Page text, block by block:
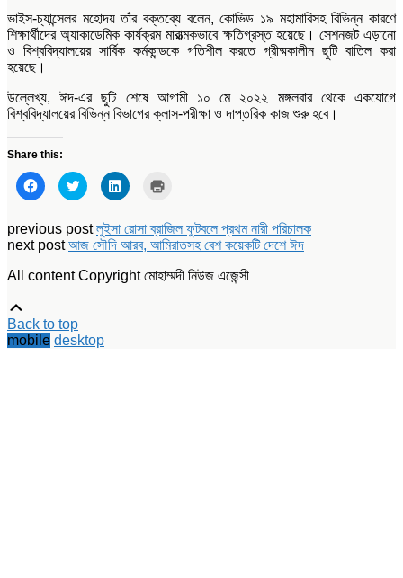
ভাইস-চ্যান্সেলর মহোদয় তাঁর বক্তব্যে বলেন, কোভিড ১৯ মহামারিসহ বিভিন্ন কারণে
শিক্ষার্থীদের অ্যাকাডেমিক কার্যক্রম মারাত্মকভাবে ক্ষতিগ্রস্ত হয়েছে। সেশনজট এড়ানো
ও বিশ্ববিদ্যালয়ের সার্বিক কর্মকান্ডকে গতিশীল করতে গ্রীষ্মকালীন ছুটি বাতিল করা
হয়েছে।
উল্লেখ্য, ঈদ-এর ছুটি শেষে আগামী ১০ মে ২০২২ মঙ্গলবার থেকে একযোগে
বিশ্ববিদ্যালয়ের বিভিন্ন বিভাগের ক্লাস-পরীক্ষা ও দাপ্তরিক কাজ শুরু হবে।
Share this:
Click
to
share
Facebook
(Opens
in
window)
Click
to
share
Twitter
(Opens
in
window)
Click
to
LinkedIn
(Opens
in
window)
in
new
window)
previous postলুইসা রোসা ব্রাজিল ফুটবলে প্রথম নারী পরিচালক
next postআজ সৌদি আরব, আমিরাতসহ বেশ কয়েকটি দেশে ঈদ
All content Copyright মোহাম্মদী নিউজ এজেন্সী
Up
Back to top
mobile desktop